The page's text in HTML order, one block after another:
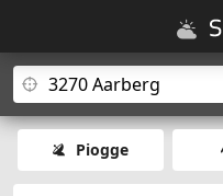
Piogge